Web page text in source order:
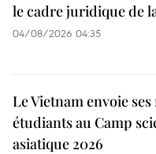
le cadre juridique de
04/08/2026 04:35
Le Vietnam envoie
étudiants au Camp
asiatique 2026